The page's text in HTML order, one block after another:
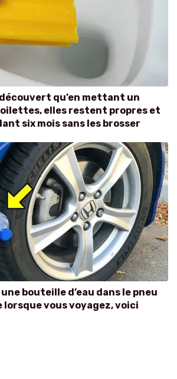
découvert qu’en mettant un
elles restent propres et
six mois sans les brosser
bouteille d’eau dans le pneu
vous voyagez, voici